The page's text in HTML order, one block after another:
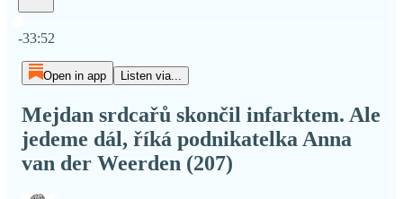
-33:52
Open in app Listen via...
Mejdan srdcařů skončil infarktem. Ale
jedeme dál, říká podnikatelka Anna
van der Weerden (207)